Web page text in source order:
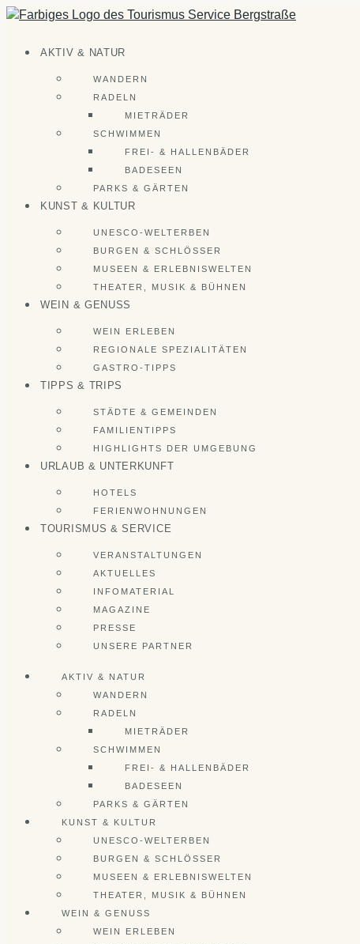
Zum
springenAKTIV & NATUR
WANDERN
RADELN
MIETRÄDER
SCHWIMMEN
FREI- & HALLENBÄDER
BADESEEN
PARKS & GÄRTEN
KUNST & KULTUR
UNESCO-WELTERBEN
BURGEN & SCHLÖSSER
MUSEEN & ERLEBNISWELTEN
THEATER, MUSIK & BÜHNEN
WEIN & GENUSS
WEIN ERLEBEN
REGIONALE SPEZIALITÄTEN
GASTRO-TIPPS
TIPPS & TRIPS
STÄDTE & GEMEINDEN
FAMILIENTIPPS
HIGHLIGHTS DER UMGEBUNG
URLAUB & UNTERKUNFT
HOTELS
FERIENWOHNUNGEN
TOURISMUS & SERVICE
VERANSTALTUNGEN
AKTUELLES
INFOMATERIAL
MAGAZINE
PRESSE
UNSERE PARTNER
AKTIV & NATUR
WANDERN
RADELN
MIETRÄDER
SCHWIMMEN
FREI- & HALLENBÄDER
BADESEEN
PARKS & GÄRTEN
KUNST & KULTUR
UNESCO-WELTERBEN
BURGEN & SCHLÖSSER
MUSEEN & ERLEBNISWELTEN
THEATER, MUSIK & BÜHNEN
WEIN & GENUSS
WEIN ERLEBEN